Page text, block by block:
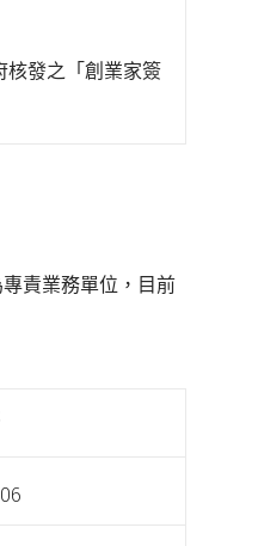
核發之「創業家簽
責業務單位，目前